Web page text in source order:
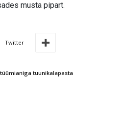
musta pipart.
Twitter
tuunikalapasta